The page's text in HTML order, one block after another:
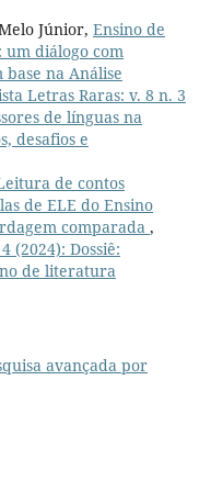
Júnior, Ensino de
diálogo com
base na Análise
Letras Raras: v. 8 n. 3
de línguas na
desafios e
de contos
de ELE do Ensino
comparada ,
(2024): Dossiê:
de literatura
avançada por